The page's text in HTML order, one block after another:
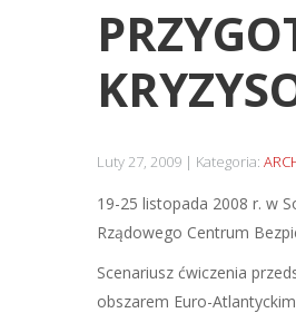
Luty 27, 2009 Kategoria:
19-25 listopada 2008 r. w
Rządowego Centrum
Scenariusz ćwiczenia
obszarem Euro-